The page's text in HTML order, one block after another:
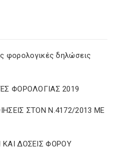
φορολογικές δηλώσεις
ΦΟΡΟΛΟΓΙΑΣ 2019
ΣΤΟΝ Ν.4172/2013 ΜΕ
ΔΟΣΕΙΣ ΦΟΡΟΥ